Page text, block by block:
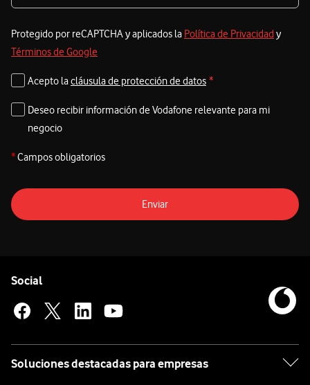
Protegido por reCAPTCHA y aplicados la Política de Privacidad y
Términos de Google
Acepto lacláusula de protección de datos *
Deseo recibir información de Vodafone relevante para mi
negocio
*Campos obligatorios
Enviar
Social
Soluciones destacadas para empresas